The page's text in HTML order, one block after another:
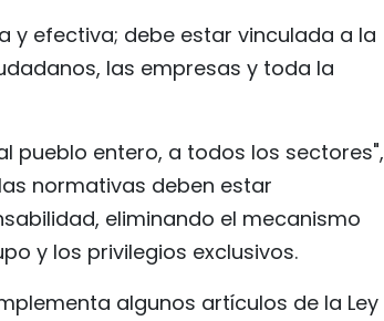
y efectiva; debe estar vinculada a la
las empresas y toda la
pueblo entero, a todos los sectores",
normativas deben estar
eliminando el mecanismo
y los privilegios exclusivos.
algunos artículos de la Ley